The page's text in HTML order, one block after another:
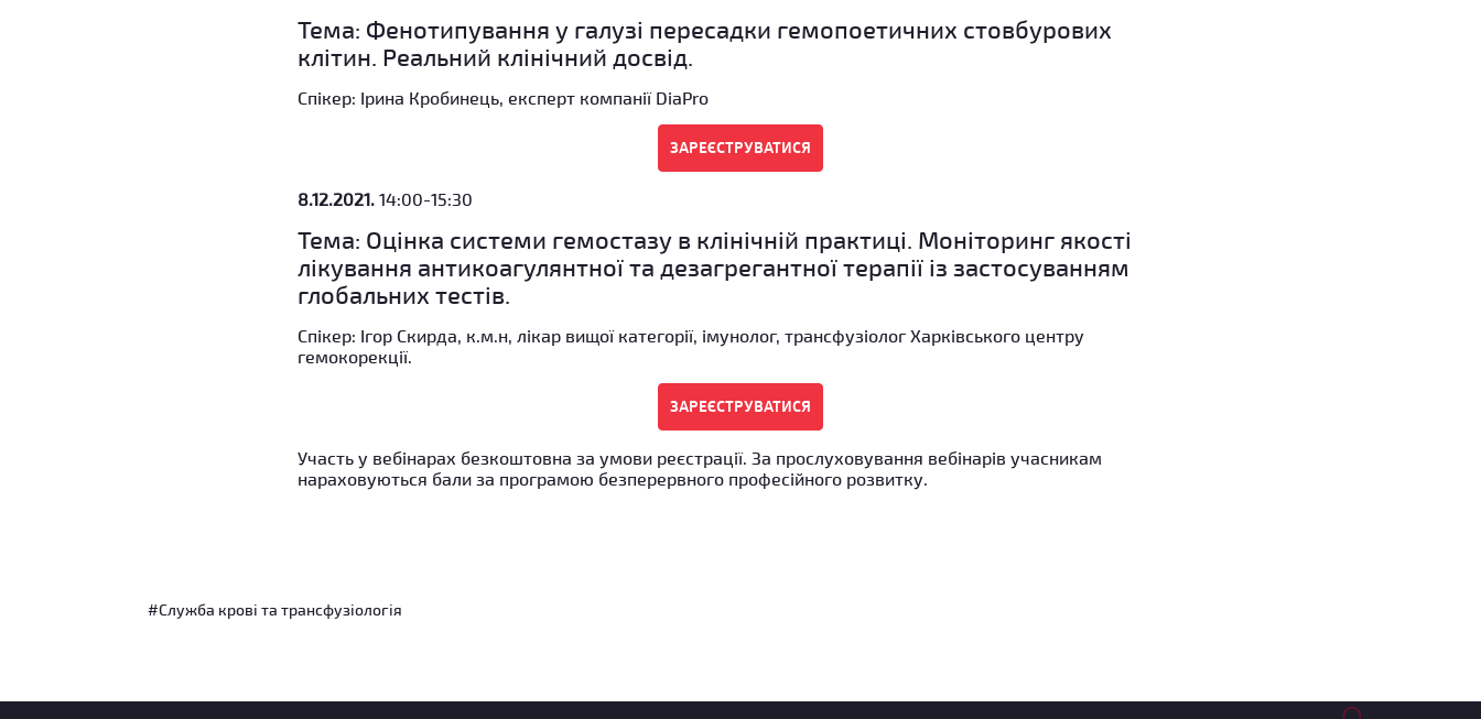
Тема: Фенотипування у галузі пересадки гемопоетичних стовбурових
клітин. Реальний клінічний досвід.
Спікер: Ірина Кробинець, експерт компанії DiaPro
8.12.2021. 14:00-15:30
Тема: Оцінка системи гемостазу в клінічній практиці. Моніторинг якості
лікування антикоагулянтної та дезагрегантної терапії із застосуванням
глобальних тестів.
Спікер: Ігор Скирда, к.м.н, лікар вищої категорії, імунолог, трансфузіолог Харківського центру
гемокорекції.
Участь у вебінарах безкоштовна за умови реєстрації. За прослуховування вебінарів учасникам
нараховуються бали за програмою безперервного професійного розвитку.
#Служба крові та трансфузіологія